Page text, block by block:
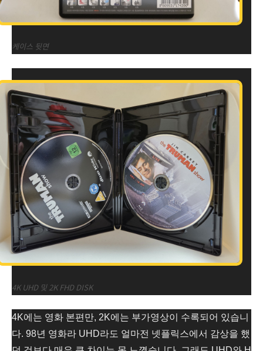
케이스 뒷면
4K UHD 및 2K FHD DISK
4K에는 영화 본편만, 2K에는 부가영상이 수록되어 있습니
다. 98년 영화라 UHD라도 얼마전 넷플릭스에서 감상을 했